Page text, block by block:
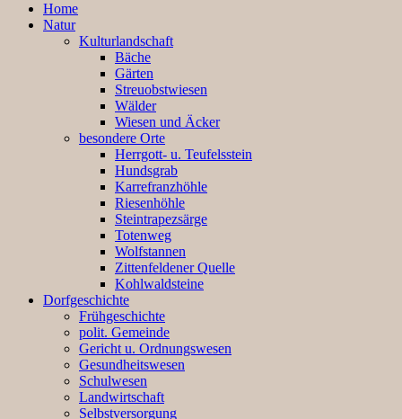
Home
Natur
Kulturlandschaft
Bäche
Gärten
Streuobstwiesen
Wälder
Wiesen und Äcker
besondere Orte
Herrgott- u. Teufelsstein
Hundsgrab
Karrefranzhöhle
Riesenhöhle
Steintrapezsärge
Totenweg
Wolfstannen
Zittenfeldener Quelle
Kohlwaldsteine
Dorfgeschichte
Frühgeschichte
polit. Gemeinde
Gericht u. Ordnungswesen
Gesundheitswesen
Schulwesen
Landwirtschaft
Selbstversorgung